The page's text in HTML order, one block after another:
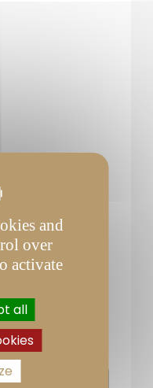
and
over
activate
all